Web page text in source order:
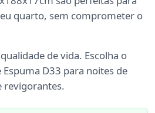
quarto, sem comprometer o
de vida. Escolha o
D33 para noites de
revigorantes.